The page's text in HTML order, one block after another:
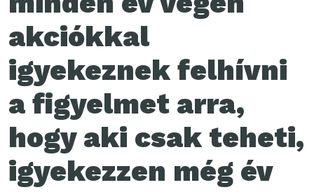
akciókkal
igyekeznek felhívni
a figyelmet arra,
hogy aki csak teheti,
igyekezzen még év